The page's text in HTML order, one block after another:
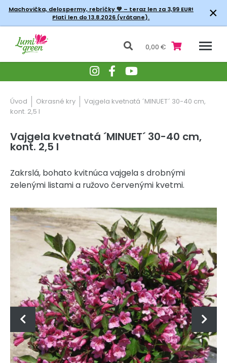
Machovička, delospermy, rebríčky💚 – teraz len za 3,99 EUR!
Platí len do 13.8.2026 (vrátane).
×
0,00 €
Úvod Okrasné kry
Vajgela kvetnatá ´MINUET´ 30-40 cm,
kont. 2,5 l
Vajgela kvetnatá ´MINUET´ 30-40 cm,
kont. 2,5 l
Zakrslá, bohato kvitnúca vajgela s drobnými
zelenými listami a ružovo červenými kvetmi.